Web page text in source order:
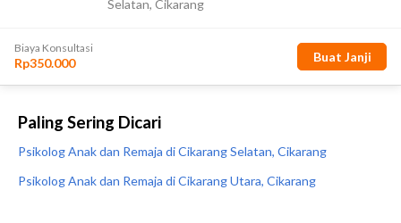
Paling Sering Dicari
Psikolog Anak dan Remaja di Cikarang Selatan, Cikarang
Psikolog Anak dan Remaja di Cikarang Utara, Cikarang